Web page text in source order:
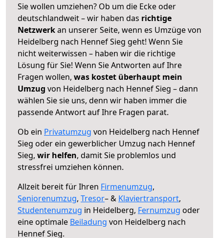
Sie wollen umziehen? Ob um die Ecke oder
deutschlandweit – wir haben das richtige
Netzwerkan unserer Seite, wenn es Umzüge von
Heidelberg nach Hennef Sieg geht! Wenn Sie
nicht weiterwissen – haben wir die richtige
Lösung für Sie! Wenn Sie Antworten auf Ihre
Fragen wollen, was kostet überhaupt mein
Umzug von Heidelberg nach Hennef Sieg – dann
wählen Sie sie uns, denn wir haben immer die
passende Antwort auf Ihre Fragen parat.
Ob ein Privatumzug von Heidelberg nach Hennef
Sieg oder ein gewerblicher Umzug nach Hennef
Sieg, wir helfen, damit Sie problemlos und
stressfrei umziehen können.
Allzeit bereit für Ihren Firmenumzug,
Seniorenumzug, Tresor– & Klaviertransport,
Studentenumzug in Heidelberg, Fernumzug oder
eine optimale Beiladung von Heidelberg nach
Hennef Sieg.